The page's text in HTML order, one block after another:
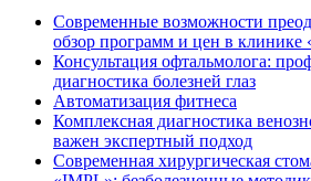
Современные возможности
обзор программ и цен в
Консультация офтальмолога:
диагностика болезней глаз
Автоматизация фитнеса
Комплексная диагностика
важен экспертный подход
Современная хирургическая